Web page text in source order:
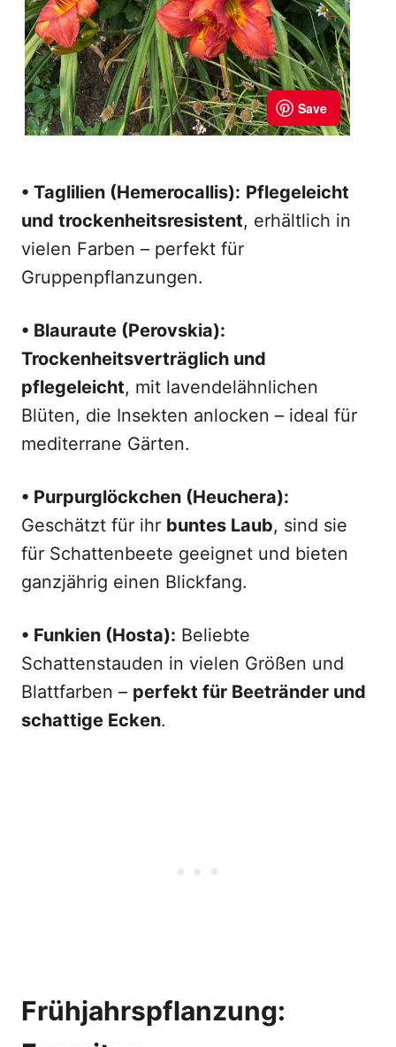
• Taglilien (Hemerocallis): Pflegeleicht
und trockenheitsresistent, erhältlich in
vielen Farben – perfekt für
Gruppenpflanzungen.
• Blauraute (Perovskia):
Trockenheitsverträglich und
pflegeleicht, mit lavendelähnlichen
Blüten, die Insekten anlocken – ideal für
mediterrane Gärten.
• Purpurglöckchen (Heuchera):
Geschätzt für ihr buntes Laub, sind sie
für Schattenbeete geeignet und bieten
ganzjährig einen Blickfang.
• Funkien (Hosta): Beliebte
Schattenstauden in vielen Größen und
Blattfarben – perfekt für Beetränder und
schattige Ecken.
Frühjahrspflanzung: